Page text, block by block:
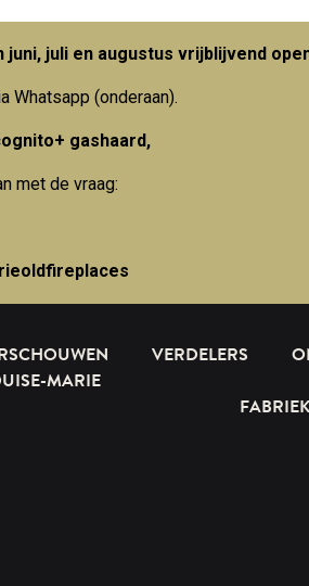
juni, juli en augustus vrijblijvend
Whatsapp (onderaan).
gashaard,
met de vraag:
MARIE
VERDELERS